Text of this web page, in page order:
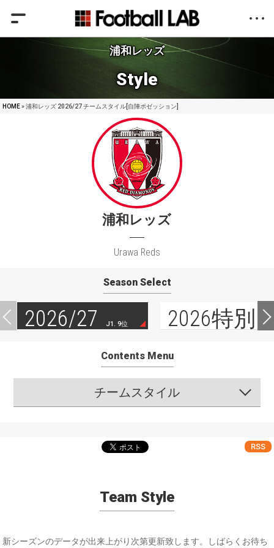
浦和レッズ
Style
HOME» 浦和レッズ 2026/27 チームスタイル[自陣ポゼッション]
浦和レッズ
Urawa Reds
Season Select
2026/27 J1. 9位 2026特別
Contents Menu
チームスタイル
RSS
Team Style
新シーズンのデータが出来上がり次第更新致します。しばらくお待ち